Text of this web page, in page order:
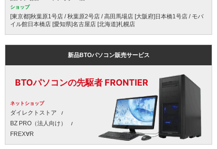
ショップ
[東京都]秋葉原1号店 / 秋葉原2号店 / 高田馬場店 [大阪府]日本橋1号店 / モバ
イル館日本橋店 [愛知県]名古屋店 [北海道]札幌店
新品BTOパソコン販売サービス
BTOパソコンの先駆者 FRONTIER
ネットショップ
ダイレクトストア
BZ PRO（法人向け）
FREX∀R